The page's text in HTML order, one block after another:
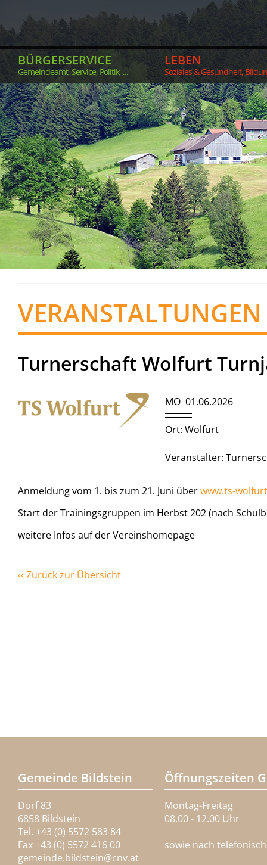
BÜRGERSERVICE
Gemeindeamt, Service, Politik, ...
LEBEN
Soziales & Gesundheit,
VERANSTALTUNGEN
Turnerschaft Wolfurt
MO 01.06.2026
Ort: Wolfurt
Veranstalter:
Anmeldung vom 1. bis zum 21. Juni überwww.ts-
Start der Trainingsgruppen im Herbst 202 (nach
weitere Infos auf der Vereinshomepage
‹‹ Zurück zur Übersicht
Gemeinde Bildstein
Dorf 83
6858 Bildstein
Tel. +43 (0) 5572 583 84
Fax +43 (0) 5572 416 00
gemeinde.bildstein@cnv.at
Öffnungszeiten
Montag-Freitag
08.00 - 12.00 Uhr
sowie nach